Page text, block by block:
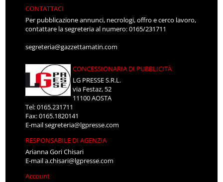
CONTATTACI
Per pubblicazione annunci, necrologi, offro e cerco lavoro,
contattare la segreteria al numero: 0165/231711
segreteria@gazzettamatin.com
CONCESSIONARIA DI PUBBLICITÀ
LG PRESSE S.R.L.
via Festaz, 52
11100 AOSTA
Tel: 0165.231711
Fax: 0165.1820141
E-mailsegreteria@lgpresse.com
RESPONSABILE DI AGENZIA
Arianna Gori Chisari
E-maila.chisari@lgpresse.com
Account